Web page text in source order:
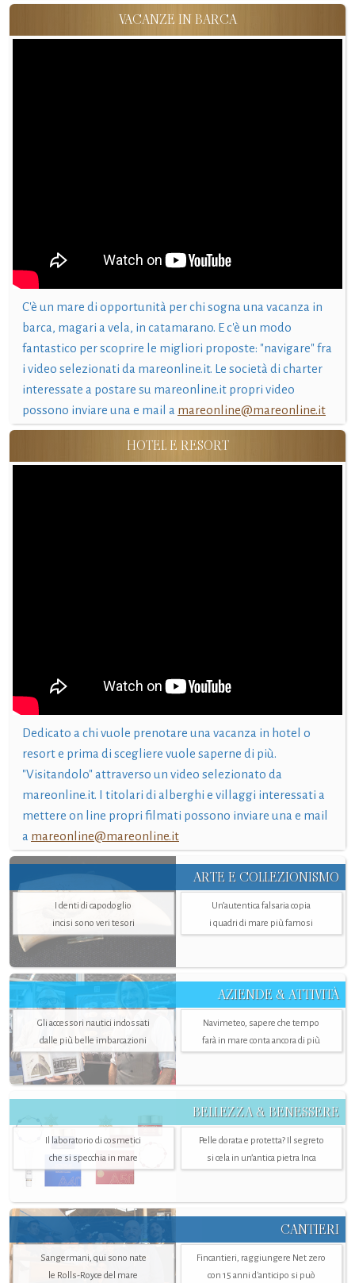
VACANZE IN BARCA
C'è un mare di opportunità per chi sogna una vacanza in
barca, magari a vela, in catamarano. E c'è un modo
fantastico per scoprire le migliori proposte: "navigare" fra
i video selezionati da mareonline.it. Le società di charter
interessate a postare su mareonline.it propri video
possono inviare una e mail a mareonline@mareonline.it
HOTEL E RESORT
Dedicato a chi vuole prenotare una vacanza in hotel o
resort e prima di scegliere vuole saperne di più.
"Visitandolo" attraverso un video selezionato da
mareonline.it. I titolari di alberghi e villaggi interessati a
mettere on line propri filmati possono inviare una e mail
a mareonline@mareonline.it
ARTE E COLLEZIONISMO
I denti di capodoglio
incisi sono veri tesori
Un’autentica falsaria copia
i quadri di mare più famosi
AZIENDE & ATTIVITÀ
Gli accessori nautici indossati
dalle più belle imbarcazioni
Navimeteo, sapere che tempo
farà in mare conta ancora di più
BELLEZZA & BENESSERE
Il laboratorio di cosmetici
che si specchia in mare
Pelle dorata e protetta? Il segreto
si cela in un’antica pietra Inca
CANTIERI
Sangermani, qui sono nate
le Rolls-Royce del mare
Fincantieri, raggiungere Net zero
con 15 anni d'anticipo si può